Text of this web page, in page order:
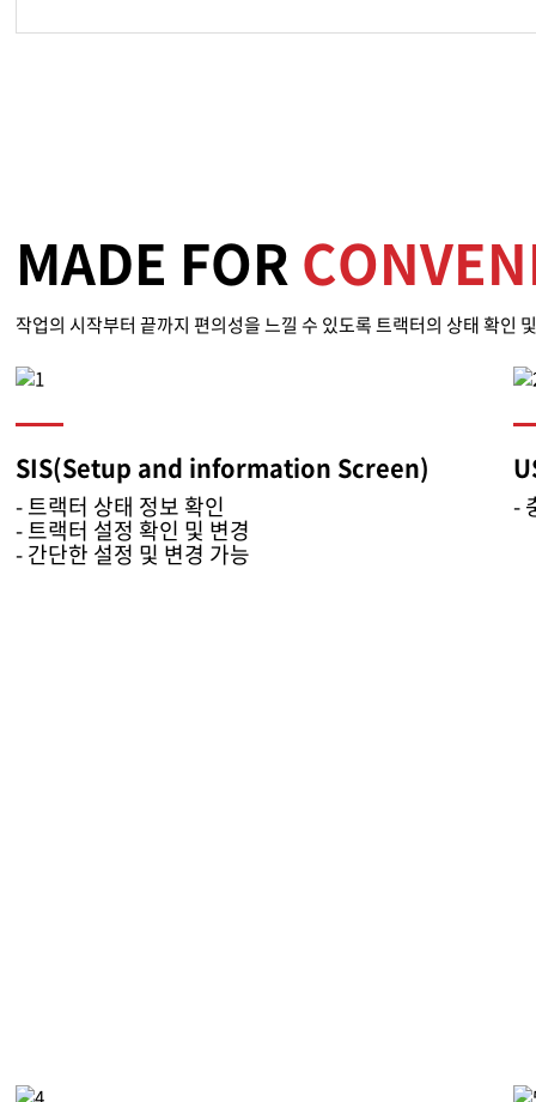
MADE FOR
작업의 시작부터 끝까지 편의성을 느낄 수 있도록 트랙터의 상태 확인
SIS(Setup and information Screen)
- 트랙터 상태 정보 확인
- 트랙터 설정 확인 및 변경
- 간단한 설정 및 변경 가능
-